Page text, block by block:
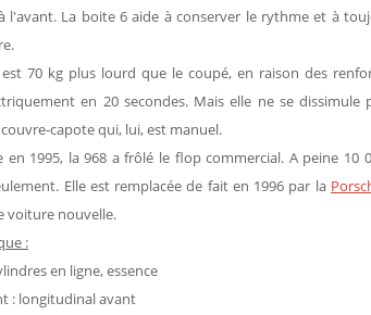
l'avant. La boite 6 aide à conserver le rythme et à
70 kg plus lourd que le coupé, en raison des
en 20 secondes. Mais elle ne se
capote qui, lui, est manuel.
en 1995, la 968 a frôlé le flop commercial. A peine
Elle est remplacée de fait en 1996 par la
voiture nouvelle.
:
en ligne, essence
: longitudinal avant